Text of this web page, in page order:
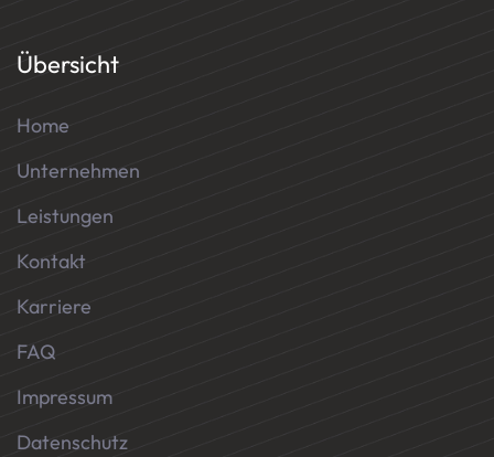
Übersicht
Home
Unternehmen
Leistungen
Kontakt
Karriere
FAQ
Impressum
Datenschutz